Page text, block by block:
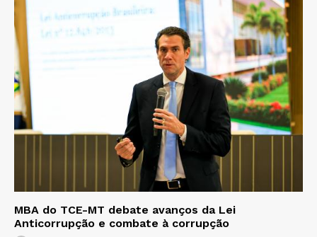
MBA do TCE-MT debate avanços da Lei
Anticorrupção e combate à corrupção